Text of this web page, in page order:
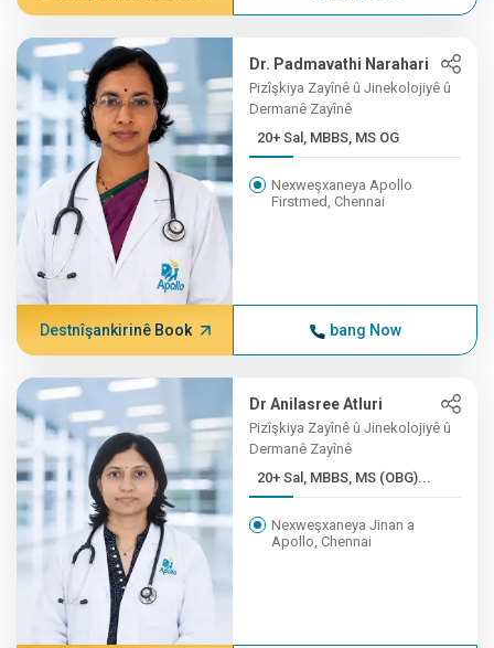
Dr. Padmavathi Narahari
Pizîşkiya Zayînê û Jinekolojiyê û
Dermanê Zayînê
20+ Sal, MBBS, MS OG
Nexweşxaneya Apollo
Firstmed, Chennai
Destnîşankirinê Book bang Now
Dr Anilasree Atluri
Pizîşkiya Zayînê û Jinekolojiyê û
Dermanê Zayînê
20+ Sal, MBBS, MS (OBG)...
Nexweşxaneya Jinan a
Apollo, Chennai